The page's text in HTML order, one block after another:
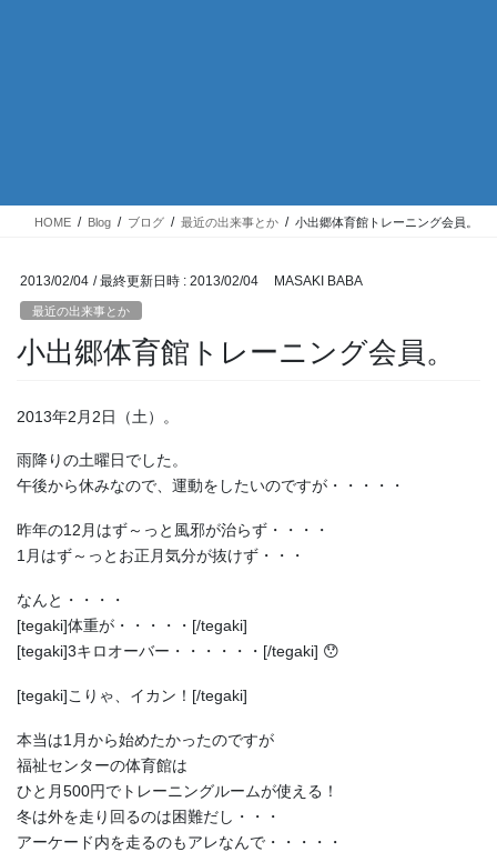
HOME Blog ブログ 最近の出来事とか 小出郷体育館トレーニング会員。
2013/02/04 / 最終更新日時 : 2013/02/04 MASAKI BABA
最近の出来事とか
小出郷体育館トレーニング会員。
2013年2月2日（土）。
雨降りの土曜日でした。
午後から休みなので、運動をしたいのですが・・・・・
昨年の12月はず～っと風邪が治らず・・・・
1月はず～っとお正月気分が抜けず・・・
なんと・・・・
[tegaki]体重が・・・・・[/tegaki]
[tegaki]3キロオーバー・・・・・・[/tegaki] 😯
[tegaki]こりゃ、イカン！[/tegaki]
本当は1月から始めたかったのですが
福祉センターの体育館は
ひと月500円でトレーニングルームが使える！
冬は外を走り回るのは困難だし・・・
アーケード内を走るのもアレなんで・・・・・